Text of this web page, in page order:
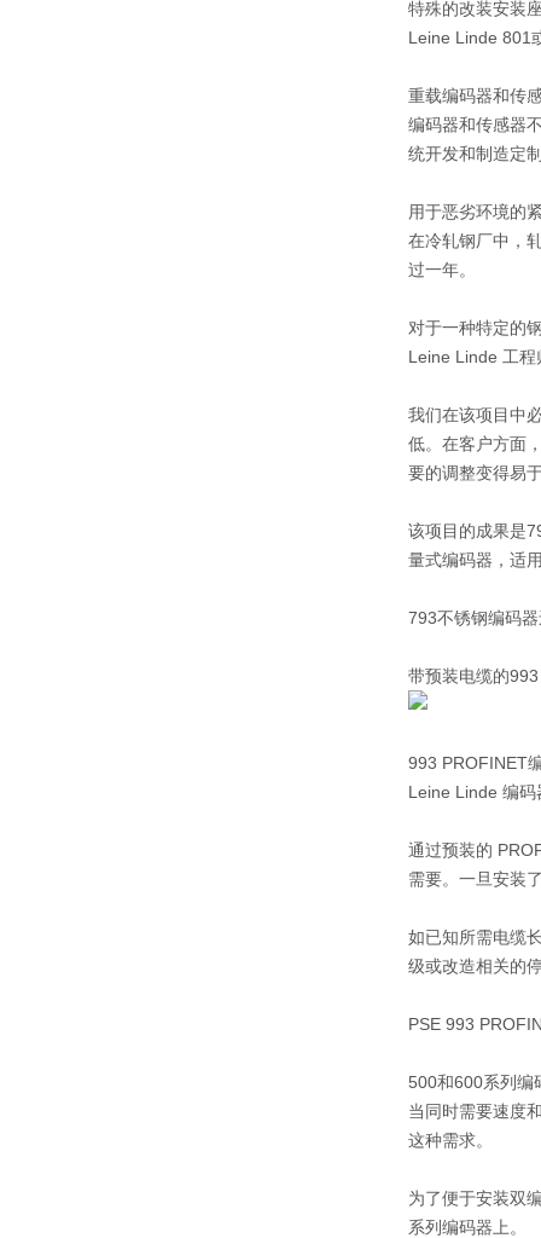
特殊的改装安装
Leine Linde 801
重载编码器和传
编码器和传感器
统开发和制造定
用于恶劣环境的
在冷轧钢厂中，
过一年。
对于一种特定的
Leine Linde 工
我们在该项目中
低。在客户方面
要的调整变得易
该项目的成果是
量式编码器，适
793不锈钢编码
带预装电缆的
993 PROFINET
Leine Linde 编
通过预装的
需要。一旦安装
如已知所需电缆
级或改造相关的
PSE 993
500和600系列编
当同时需要速度
这种需求。
为了便于安装双
系列编码器上。